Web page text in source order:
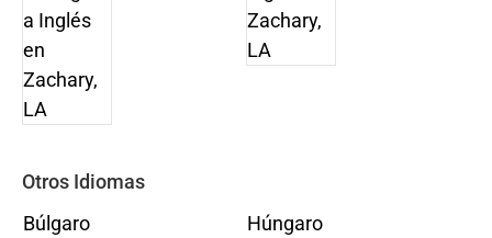
Otros Idiomas
Búlgaro
Húngaro